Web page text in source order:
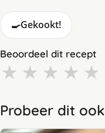
🍳Gekookt!
Beoordeel dit recept
★ ★ ★ ★ ★
Probeer dit ook